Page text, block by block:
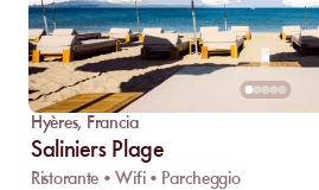
Hyères, Francia
Saliniers Plage
Ristorante • Wifi • Parcheggio